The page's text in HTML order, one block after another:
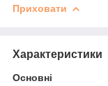
Приховати
Характеристики
Основні